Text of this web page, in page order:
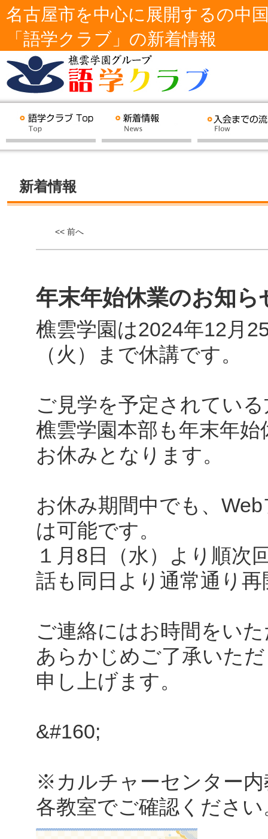
名古屋市を中心に展開するの中
「語学クラブ」の新着情報
新着情報
<< 前へ
年末年始休業のお知ら
樵雲学園は2024年12月
（火）まで休講です。
ご見学を予定されてい
樵雲学園本部も年末年
お休みとなります。
お休み期間中でも、
は可能です。
１月8日（水）より順次
話も同日より通常通り
ご連絡にはお時間をい
あらかじめご了承いた
申し上げます。
&#160;
※カルチャーセンター
各教室でご確認ください